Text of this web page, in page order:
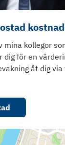
mina kollegor
för en
åt dig